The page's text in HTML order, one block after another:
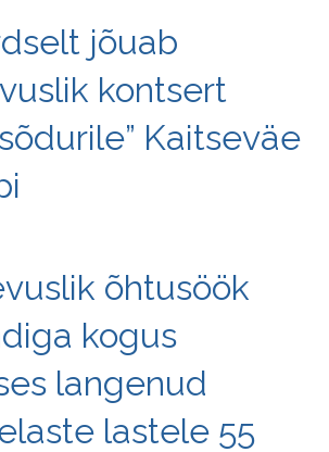
jõuab
kontsert
Kaitseväe
õhtusöök
kogus
langenud
lastele 55